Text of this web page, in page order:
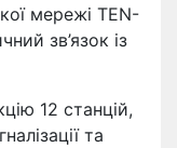
мережі TEN-
зв’язок із
12 станцій,
та